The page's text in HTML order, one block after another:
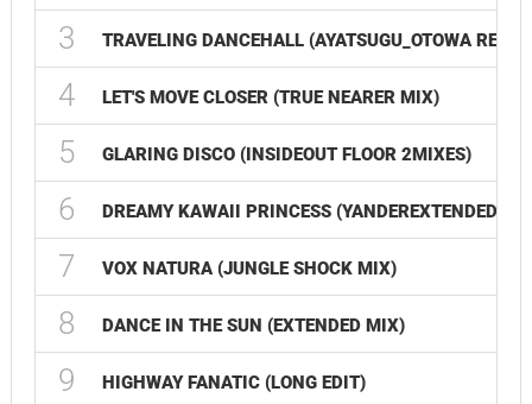
3 TRAVELING DANCEHALL (AYATSUGU_OTOWA
4 LET'S MOVE CLOSER (TRUE NEARER MIX)
5 GLARING DISCO (INSIDEOUT FLOOR 2MIXES)
6 DREAMY KAWAII PRINCESS (YANDEREXTENDED
7 VOX NATURA (JUNGLE SHOCK MIX)
8 DANCE IN THE SUN (EXTENDED MIX)
9 HIGHWAY FANATIC (LONG EDIT)